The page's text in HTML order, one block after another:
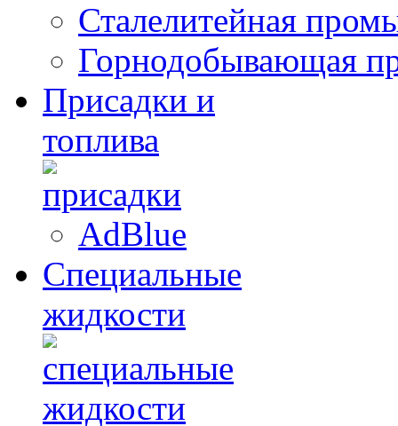
Сталелитейная
Горнодобывающая
Присадки и
топлива
AdBlue
Специальные
жидкости